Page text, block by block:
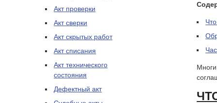
Акт проверки
Акт сверки
Акт скрытых работ
Акт списания
Акт технического
состояния
Дефектный акт